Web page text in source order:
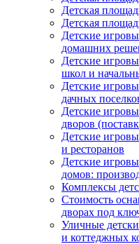
Детская
Детская
Детские
домашних
Детские
школ и
Детские
дачных
Детские
дворов
Детские
и ресторанов
Детские
домов:
Комплексы
Стоимость
дворах под
Уличные
и коттеджных